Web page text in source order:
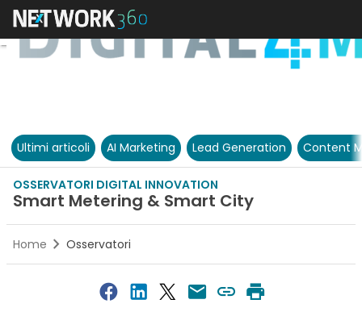
Ultimi articoli AI Marketing Lead Generation Content
OSSERVATORI DIGITAL INNOVATION
Smart Metering & Smart City
Home Osservatori